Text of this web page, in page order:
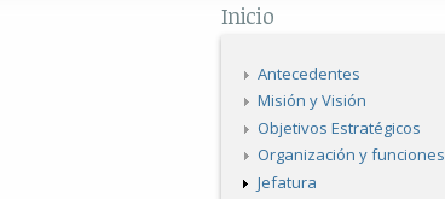
Inicio
Antecedentes
Misión y Visión
Objetivos Estratégicos
Organización y funciones
Jefatura